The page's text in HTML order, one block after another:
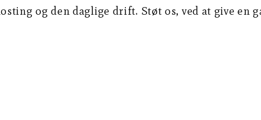
og den daglige drift. Støt os, ved at give en